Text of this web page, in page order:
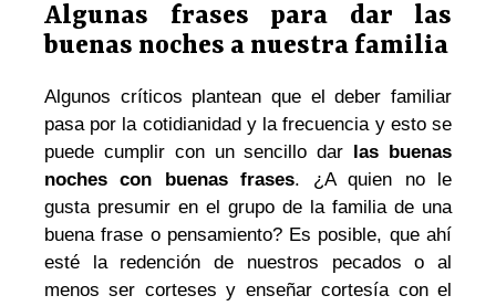
Algunas frases para dar las
buenas noches a nuestra familia
Algunos críticos plantean que el deber familiar
pasa por la cotidianidad y la frecuencia y esto se
puede cumplir con un sencillo dar
las buenas
noches con buenas frases. ¿A quien no le
gusta presumir en el grupo de la familia de una
buena frase o pensamiento? Es posible, que ahí
esté la redención de nuestros pecados o al
menos ser corteses y enseñar cortesía con el